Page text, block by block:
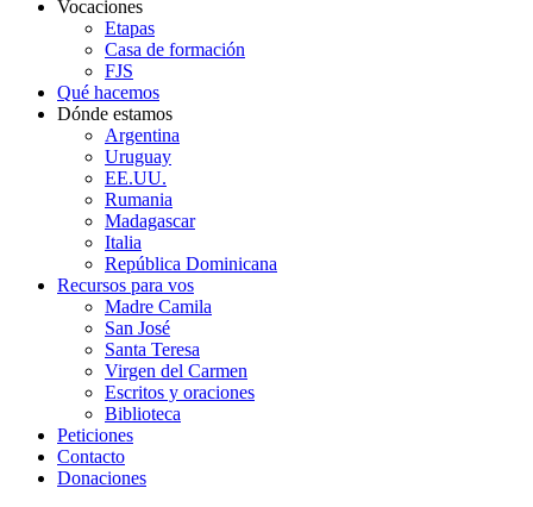
Vocaciones
Etapas
Casa de formación
FJS
Qué hacemos
Dónde estamos
Argentina
Uruguay
EE.UU.
Rumania
Madagascar
Italia
República Dominicana
Recursos para vos
Madre Camila
San José
Santa Teresa
Virgen del Carmen
Escritos y oraciones
Biblioteca
Peticiones
Contacto
Donaciones